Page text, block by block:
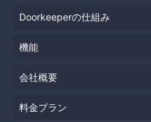
Doorkeeperの仕組み
機能
会社概要
料金プラン